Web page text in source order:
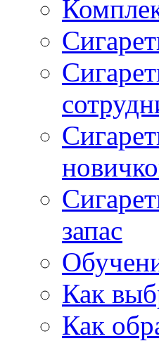
запас
Как
Как